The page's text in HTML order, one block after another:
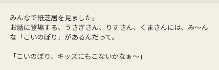
みんなで紙芝居を見ました。
お話に登場する、うさぎさん、りすさん、くまさんには、み～ん
な「こいのぼり」があるんだって。
「こいのぼり、キッズにもこないかなぁ～」